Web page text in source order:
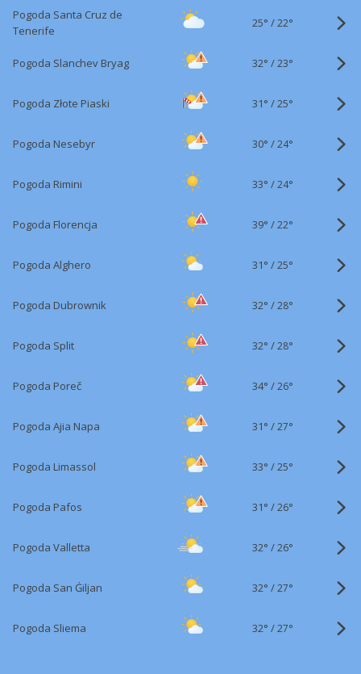
Pogoda Santa Cruz de
Tenerife
25° /22°
Pogoda Slanchev Bryag 32° /23°
Pogoda Złote Piaski 31° /25°
Pogoda Nesebyr 30° /24°
Pogoda Rimini 33° /24°
Pogoda Florencja 39° /22°
Pogoda Alghero 31° /25°
Pogoda Dubrownik 32° /28°
Pogoda Split 32° /28°
Pogoda Poreč 34° /26°
Pogoda Ajia Napa 31° /27°
Pogoda Limassol 33° /25°
Pogoda Pafos 31° /26°
Pogoda Valletta 32° /26°
Pogoda San Ġiljan 32° /27°
Pogoda Sliema 32° /27°